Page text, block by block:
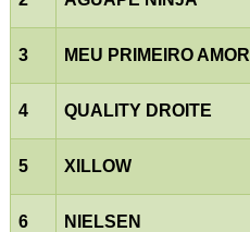
3 MEU PRIMEIRO AMOR
4 QUALITY DROITE
5 XILLOW
6 NIELSEN